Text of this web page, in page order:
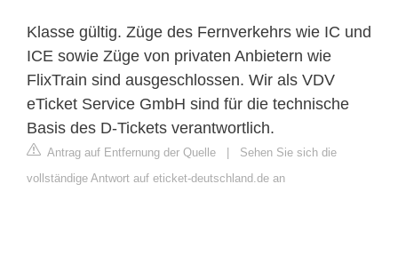
Klasse gültig. Züge des Fernverkehrs wie IC und
ICE sowie Züge von privaten Anbietern wie
FlixTrain sind ausgeschlossen. Wir als VDV
eTicket Service GmbH sind für die technische
Basis des D-Tickets verantwortlich.
Antrag auf Entfernung der Quelle
Sehen Sie sich die
vollständige Antwort auf eticket-deutschland.de an